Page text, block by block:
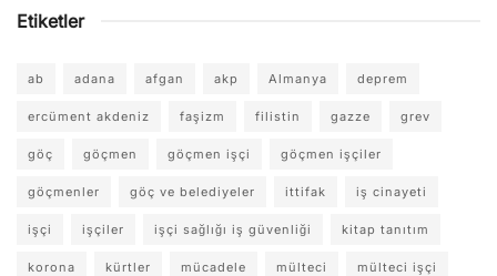
Etiketler
ab adana afgan akp Almanya deprem
ercüment akdeniz faşizm filistin gazze grev
göç göçmen göçmen işçi göçmen işçiler
göçmenler göç ve belediyeler ittifak iş cinayeti
işçi işçiler işçi sağlığı iş güvenliği kitap tanıtım
korona kürtler mücadele mülteci mülteci işçi